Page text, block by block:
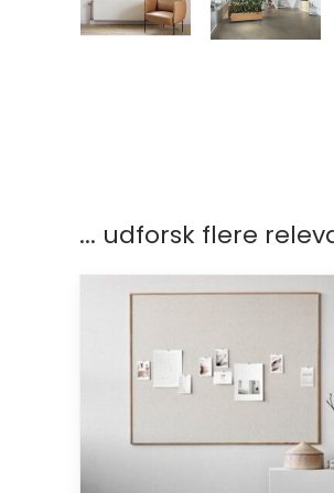
... udforsk flere